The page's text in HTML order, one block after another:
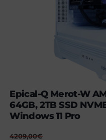
Epical-Q Merot-W
64GB, 2TB SSD
Windows 11 Pro
4209,00€